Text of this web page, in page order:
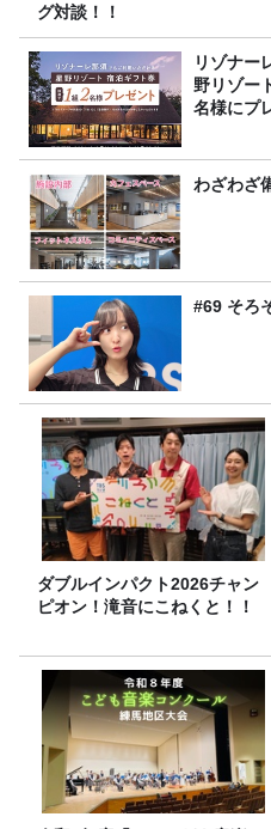
グ対談！！
リゾナー
野リゾー
名様にプ
わざわざ
#69 そろ
ダブルインパクト2026チャン
ピオン！滝音にこねくと！！